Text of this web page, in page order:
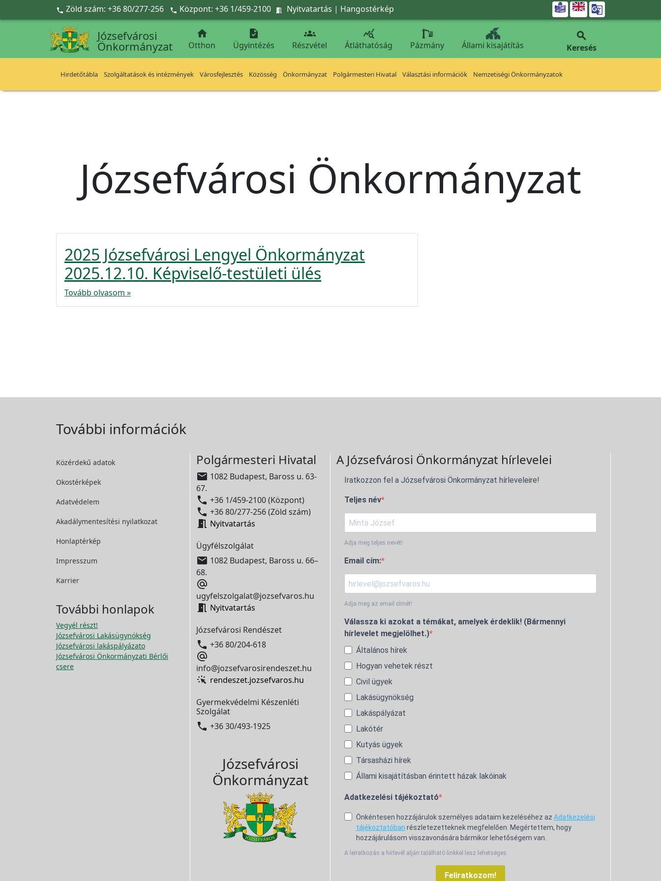
Ugrás a fő tartalomra
 Zöld szám: +36 80/277-256  Központ: +36 1/459-2100  Nyitvatartás | Hangostérkép 
Józsefvárosi
Önkormányzat

Otthon

Ügyintézés

Részvétel

Átláthatóság Pázmány Állami kisajátítás

Keresés
Hirdetőtábla Szolgáltatások és intézmények Városfejlesztés Közösség Önkormányzat Polgármesteri Hivatal Választási információk Nemzetiségi Önkormányzatok
Józsefvárosi Önkormányzat
2025 Józsefvárosi Lengyel Önkormányzat
2025.12.10. Képviselő-testületi ülés
Tovább olvasom »
További információk
Közérdekű adatok
Okostérképek
Adatvédelem
Akadálymentesítési nyilatkozat
Honlaptérkép
Impresszum
Karrier
További honlapok
Vegyél részt!
Józsefvárosi Lakásügynökség
Józsefvárosi lakáspályázato
Józsefvárosi Önkormányzati Bérlői
csere
Polgármesteri Hivatal
 1082 Budapest, Baross u. 63-
67.
 +36 1/459-2100 (Központ)
 +36 80/277-256 (Zöld szám)
 Nyitvatartás
Ügyfélszolgálat
 1082 Budapest, Baross u. 66–
68.

ugyfelszolgalat@jozsefvaros.hu
 Nyitvatartás
Józsefvárosi Rendészet
 +36 80/204-618

info@jozsefvarosirendeszet.hu
rendeszet.jozsefvaros.hu
Gyermekvédelmi Készenléti
Szolgálat
 +36 30/493-1925
Józsefvárosi
Önkormányzat
A Józsefvárosi Önkormányzat hírlevelei
Iratkozzon fel a Józsefvárosi Önkormányzat hírleveleire!
Teljes név
Adja meg teljes nevét!
Email cím:
Adja meg az email címét!
Válassza ki azokat a témákat, amelyek érdeklik! (Bármennyi
hírlevelet megjelölhet.)
Általános hírek
Hogyan vehetek részt
Civil ügyek
Lakásügynökség
Lakáspályázat
Lakótér
Kutyás ügyek
Társasházi hírek
Állami kisajátításban érintett házak lakóinak
Adatkezelési tájékoztató
Önkéntesen hozzájárulok személyes adataim kezeléséhez az Adatkezelési
tájékoztatóban részletezetteknek megfelelően. Megértettem, hogy
hozzájárulásom visszavonására bármikor lehetőségem van.
A leiratkozás a hírlevél alján található linkkel lesz lehetséges.
Feliratkozom!